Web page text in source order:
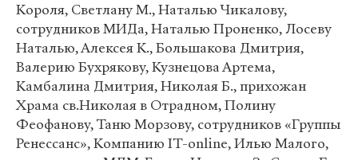
Короля, Светлану М., Наталью Чикалову,
сотрудников МИДа, Наталью Проненко, Лосеву
Наталью, Алексея К., Большакова Дмитрия,
Валерию Бухрякову, Кузнецова Артема,
Камбалина Дмитрия, Николая Б., прихожан
Храма св.Николая в Отрадном, Полину
Феофанову, Таню Морзову, сотрудников «Группы
Ренеcсанс», Компанию IT-online, Илью Малого,